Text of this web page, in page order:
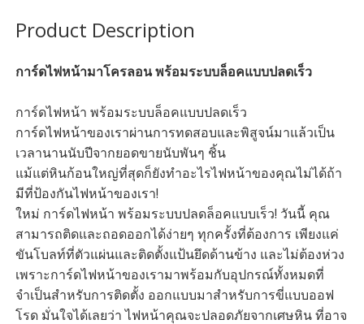
Product Description
การ์ดไฟหน้ามาโครลอน พร้อมระบบล็อคแบบปลดเร็ว
การ์ดไฟหน้า พร้อมระบบล็อคแบบปลดเร็ว
การ์ดไฟหน้าของเราผ่านการทดสอบและพิสูจน์มาแล้วเป็น
เวลานานนับปีจากยอดขายนับพันๆ ชิ้น
แม้แต่หินก้อนใหญ่ที่สุดก็ยังทำอะไรไฟหน้าของคุณไม่ได้ถ้า
มีที่ป้องกันไฟหน้าของเรา!
ใหม่ การ์ดไฟหน้า พร้อมระบบปลดล็อคแบบเร็ว! วันนี้ คุณ
สามารถติดและถอดออกได้ง่ายๆ ทุกครั้งที่ต้องการ เพียงแค่
ขันโบลท์ที่ตัวแผ่นและติดตั้งแป้นยึดด้านข้าง และไม่ต้องห่วง
เพราะการ์ดไฟหน้าของเรามาพร้อมกับอุปกรณ์ทั้งหมดที่
จำเป็นสำหรับการติดตั้ง ออกแบบมาสำหรับการขี่แบบออฟ
โรด มั่นใจได้เลยว่า ไฟหน้าคุณจะปลอดภัยจากเศษหิน ที่อาจ